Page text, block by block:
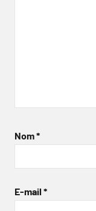
Nom*
E-mail *